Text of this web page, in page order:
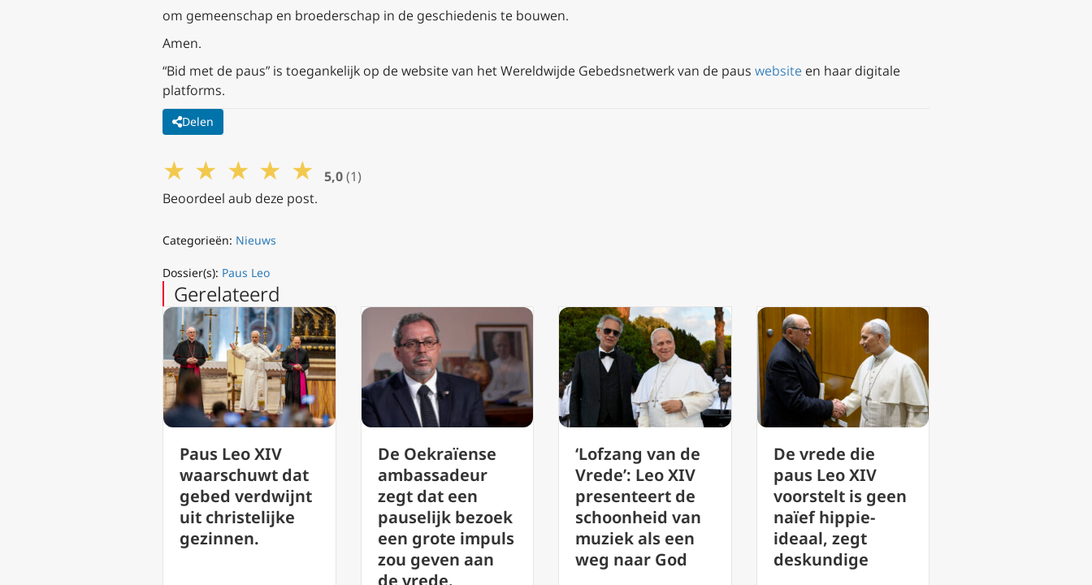
om gemeenschap en broederschap in de geschiedenis te bouwen.
Amen.
“Bid met de paus” is toegankelijk op de website van het Wereldwijde Gebedsnetwerk van de paus website en haar digitale
platforms.
Delen
★ ★ ★ ★ ★ 5,0 (1)
Beoordeel aub deze post.
Categorieën: Nieuws
Dossier(s): Paus Leo
Gerelateerd
De Oekraïense
ambassadeur
zegt dat een
pauselijk bezoek
een grote impuls
‘Lofzang van de
Vrede’: Leo XIV
presenteert de
schoonheid van
muziek als een
weg naar God
De vrede die
paus Leo XIV
voorstelt is geen
naïef hippie-
ideaal, zegt
deskundige
Vaticaan roept
op tot evaluatie
van de
uitvoering van
synodaliteit
voorafgaand aan